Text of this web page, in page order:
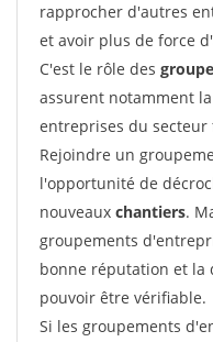
rapprocher d'autres
et avoir plus de force
C'est le rôle des
assurent notamment
entreprises du secteur
Rejoindre un
l'opportunité de
nouveaux chantiers.
groupements
bonne réputation et la
pouvoir être vérifiable.
Si les groupements